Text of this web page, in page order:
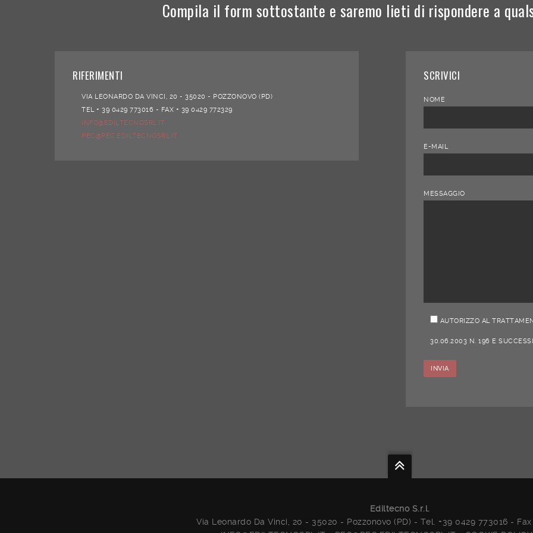
Compila il form sottostante e saremo lieti di rispondere a
RIFERIMENTI
VIA LEONARDO DA VINCI, 20 - 35020 - POZZONOVO (PD)
TEL + 39 0429 773016 - FAX + 39 0429 772329
INFO@EDILTECNOSRL.IT
PEC@PEC.EDILTECNOSRL.IT
SCRIVICI
NOME
E-MAIL
MESSAGGIO
AUTORIZZO AL
30.06.2003 N. 196 E
Ediltecno S.r.l.
Via Leonardo Da Vinci, 20 - 35020 - Pozzonovo (PD) - Tel. +39 0429 773016 - Fax